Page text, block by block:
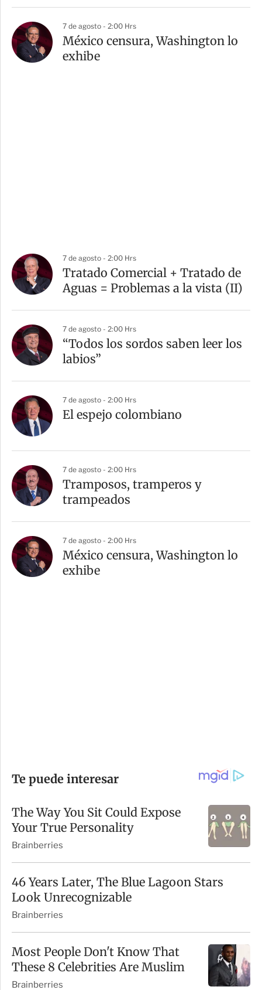
7 de agosto - 2:00 Hrs
México censura, Washington lo
exhibe
7 de agosto - 2:00 Hrs
Tratado Comercial + Tratado de
Aguas = Problemas a la vista (II)
7 de agosto - 2:00 Hrs
“Todos los sordos saben leer los
labios”
7 de agosto - 2:00 Hrs
El espejo colombiano
7 de agosto - 2:00 Hrs
Tramposos, tramperos y
trampeados
7 de agosto - 2:00 Hrs
México censura, Washington lo
exhibe